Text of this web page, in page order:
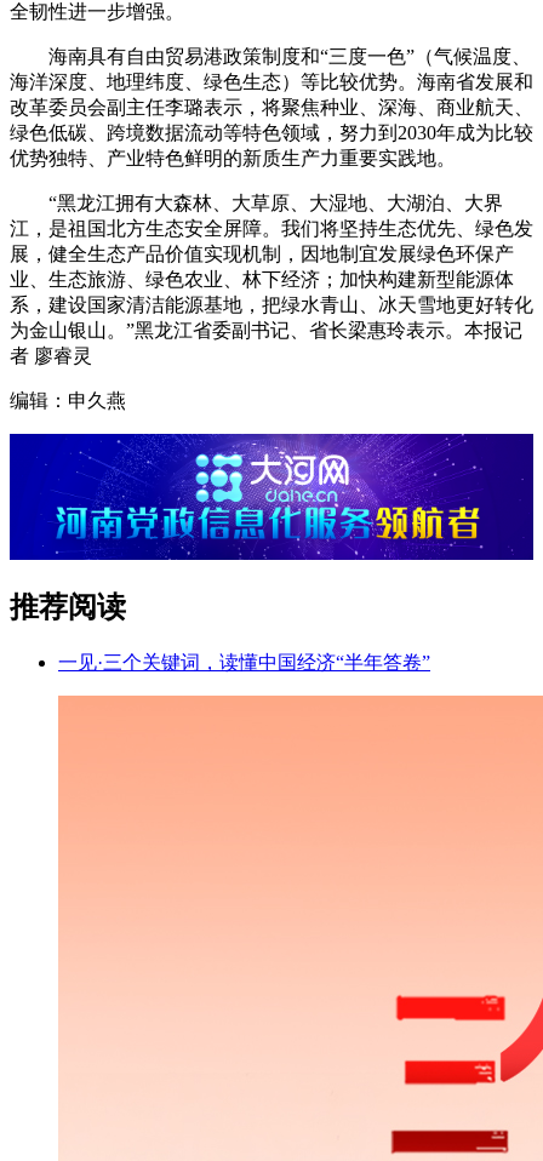
全韧性进一步增强。
海南具有自由贸易港政策制度和“三度一色”（气候温度、
海洋深度、地理纬度、绿色生态）等比较优势。海南省发展和
改革委员会副主任李璐表示，将聚焦种业、深海、商业航天、
绿色低碳、跨境数据流动等特色领域，努力到2030年成为比较
优势独特、产业特色鲜明的新质生产力重要实践地。
“黑龙江拥有大森林、大草原、大湿地、大湖泊、大界
江，是祖国北方生态安全屏障。我们将坚持生态优先、绿色发
展，健全生态产品价值实现机制，因地制宜发展绿色环保产
业、生态旅游、绿色农业、林下经济；加快构建新型能源体
系，建设国家清洁能源基地，把绿水青山、冰天雪地更好转化
为金山银山。”黑龙江省委副书记、省长梁惠玲表示。本报记
者 廖睿灵
编辑：申久燕
推荐阅读
一见·三个关键词，读懂中国经济“半年答卷”